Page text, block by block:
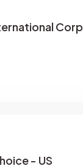
Corp
- US